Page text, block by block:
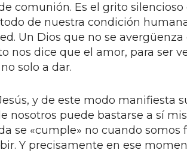
comunión. Es el grito
de nuestra condición
Un Dios que no se
nos dice que el amor, para ser
solo a dar.
y de este modo manifiesta
nosotros puede bastarse a sí
se «cumple» no cuando somos
Y precisamente en ese